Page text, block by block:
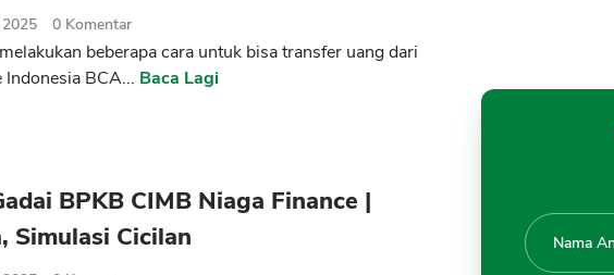
2025 0 Komentar
beberapa cara untuk bisa transfer uang dari
Indonesia BCA... Baca Lagi
BPKB CIMB Niaga Finance |
Simulasi Cicilan